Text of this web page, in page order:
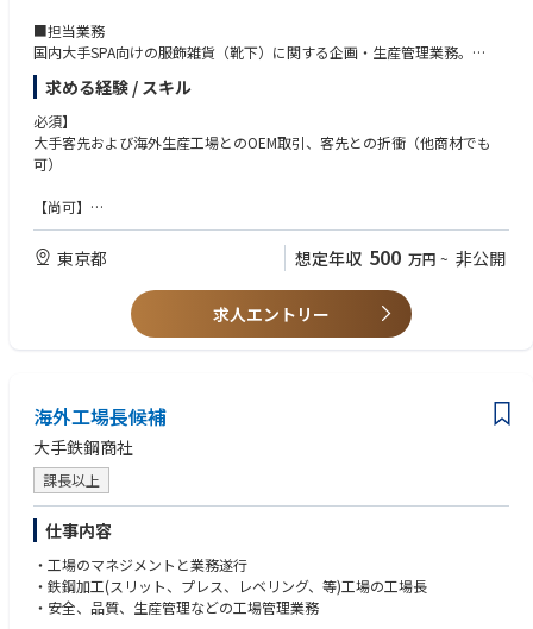
■担当業務
国内大手SPA向けの服飾雑貨（靴下）に関する企画・生産管理業務。
・客先への素材、デザイン提案
・仕様書、見積作成
・品質試験・確認、副資材の手配
・ASEANのOEMを依頼する協力工場へのサンプル指示・納期確認
・量産の品質確認
ーとの情報共有、連携を行い、組織として業務を遂行するため、コミュニ
ケーション能力を必要とします。また客先指定のシステムへの対応なども
あり、PC操作、エクセルでの業務は必須です。
当社では各商品に関する専門知識の高いメンバーが集まり、商品に使用す
す手触り感、チームメンバーとクリエイティブな議論を行い、課題を乗り
越えていく達成感や一体感などものづくりの醍醐味を一緒に経験し、主体
的に事業を推進して頂ける方を募集いたします。
求める経験 / スキル
必須】
大手客先および海外生産工場とのOEM取引、客先との折衝（他商材でも
可）
【尚可】
服飾雑貨・生活雑貨品に関する知識
【求める人物像】
海外でのモノづくりに興味があり、チームでの連携ができるコミュニケー
ション能力のある方
東京都 想定年収 500 万円 ~ 非公開
求人エントリー
海外工場長候補
大手鉄鋼商社
課長以上
仕事内容
・工場のマネジメントと業務遂行
・鉄鋼加工(スリット、プレス、レベリング、等)工場の工場長
・安全、品質、生産管理などの工場管理業務